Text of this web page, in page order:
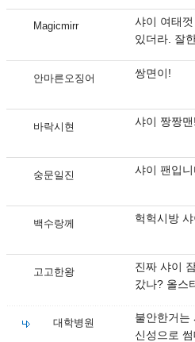
Magicmirr
샤이 여태
있더라. 잘
안마른오징어 쌍면이!
바락시현 샤이 짱짱
숭문일진 샤이 팬입
백수랑께 헉헉시방
고고한왕
진짜 샤이
갔나? 올스
대학병원
불안한거는
신성으로